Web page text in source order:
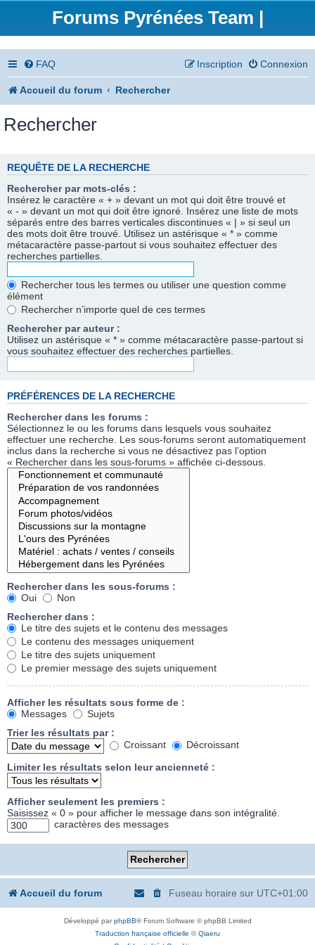
Forums Pyrénées Team |
FAQ Connexion
Inscription
Accueil du forum Rechercher
Rechercher
REQUÊTE DE LA RECHERCHE
Rechercher par mots-clés :
Insérez le caractère « + » devant un mot qui doit être trouvé et
« - » devant un mot qui doit être ignoré. Insérez une liste de mots
séparés entre des barres verticales discontinues « | » si seul un
des mots doit être trouvé. Utilisez un astérisque « * » comme
métacaractère passe-partout si vous souhaitez effectuer des
recherches partielles.
Rechercher tous les termes ou utiliser une question comme
élément
Rechercher n’importe quel de ces termes
Rechercher par auteur :
Utilisez un astérisque « * » comme métacaractère passe-partout si
vous souhaitez effectuer des recherches partielles.
PRÉFÉRENCES DE LA RECHERCHE
Rechercher dans les forums :
Sélectionnez le ou les forums dans lesquels vous souhaitez
effectuer une recherche. Les sous-forums seront automatiquement
inclus dans la recherche si vous ne désactivez pas l’option
« Rechercher dans les sous-forums » affichée ci-dessous.
Rechercher dans les sous-forums :
Oui
Non
Rechercher dans :
Le titre des sujets et le contenu des messages
Le contenu des messages uniquement
Le titre des sujets uniquement
Le premier message des sujets uniquement
Afficher les résultats sous forme de :
Messages
Sujets
Trier les résultats par :
Croissant
Décroissant
Limiter les résultats selon leur ancienneté :
Afficher seulement les premiers :
Saisissez « 0 » pour afficher le message dans son intégralité.
caractères des messages
Accueil du forum Fuseau horaire sur UTC+01:00
Développé parphpBB® Forum Software © phpBB Limited
Traduction française officielle ©Qiaeru